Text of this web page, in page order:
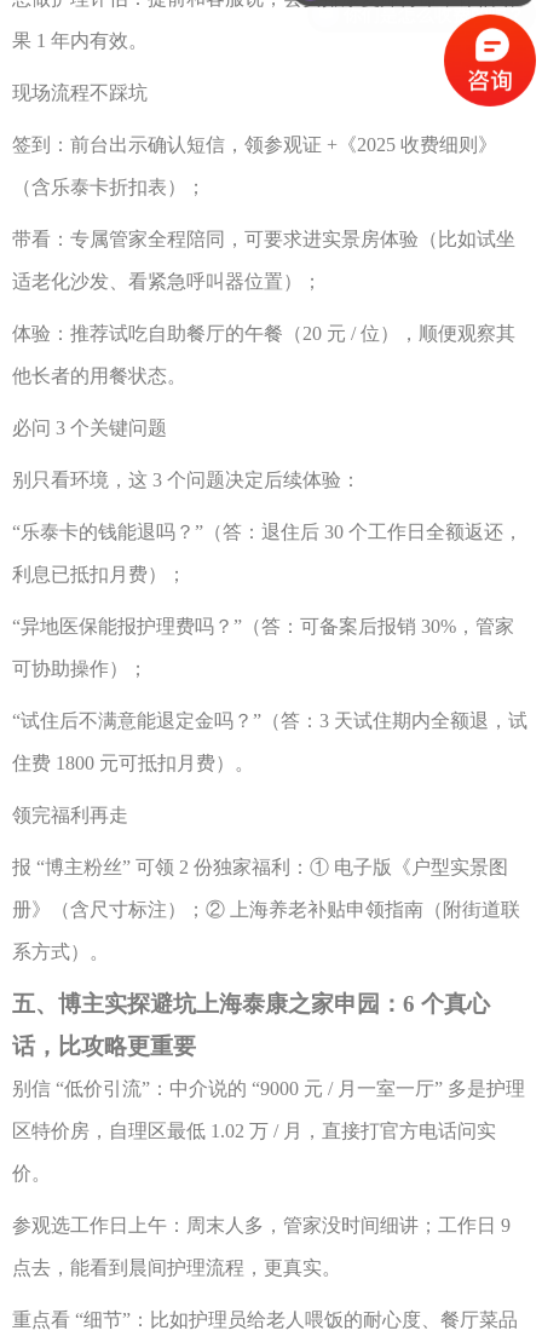
果 1 年内有效。
现场流程不踩坑
签到：前台出示确认短信，领参观证 +《2025 收费细则》
（含乐泰卡折扣表）；
带看：专属管家全程陪同，可要求进实景房体验（比如试坐
适老化沙发、看紧急呼叫器位置）；
体验：推荐试吃自助餐厅的午餐（20 元 / 位），顺便观察其
他长者的用餐状态。
必问 3 个关键问题
别只看环境，这 3 个问题决定后续体验：
“乐泰卡的钱能退吗？”（答：退住后 30 个工作日全额返还，
利息已抵扣月费）；
“异地医保能报护理费吗？”（答：可备案后报销 30%，管家
可协助操作）；
“试住后不满意能退定金吗？”（答：3 天试住期内全额退，试
住费 1800 元可抵扣月费）。
领完福利再走
报 “博主粉丝” 可领 2 份独家福利：① 电子版《户型实景图
册》（含尺寸标注）；② 上海养老补贴申领指南（附街道联
系方式）。
五、博主实探避坑上海泰康之家申园： 6 个真心
话，比攻略更重要
别信 “低价引流”：中介说的 “9000 元 / 月一室一厅” 多是护理
区特价房，自理区最低 1.02 万 / 月，直接打官方电话问实
价。
参观选工作日上午：周末人多，管家没时间细讲；工作日 9
点去，能看到晨间护理流程，更真实。
重点看 “细节”：比如护理员给老人喂饭的耐心度、餐厅菜品